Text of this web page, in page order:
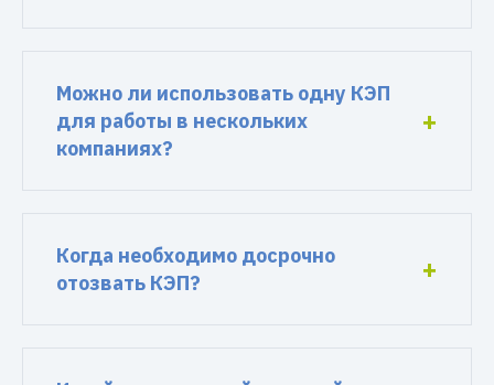
Можно ли использовать одну КЭП
для работы в нескольких
компаниях?
Когда необходимо досрочно
отозвать КЭП?